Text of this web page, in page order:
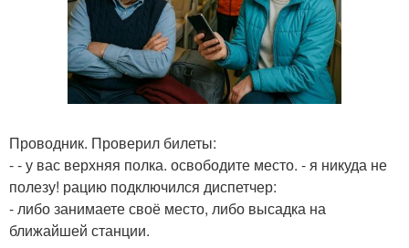
Проводник. Проверил билеты:
- - у вас верхняя полка. освободите место. - я никуда не
полезу! рацию подключился диспетчер:
- либо занимаете своё место, либо высадка на
ближайшей станции.